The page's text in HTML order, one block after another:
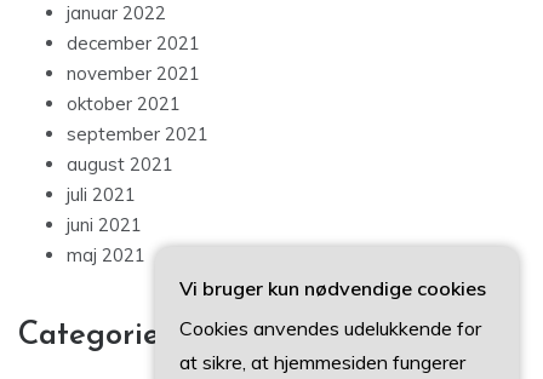
januar 2022
december 2021
november 2021
oktober 2021
september 2021
august 2021
juli 2021
juni 2021
maj 2021
Categories
Vi bruger kun nødvendige cookies
Cookies anvendes udelukkende for
at sikre, at hjemmesiden fungerer